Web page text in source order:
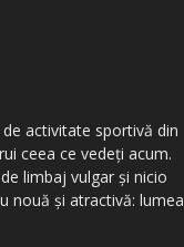
activitate sportivă din
ceea ce vedeţi acum.
limbaj vulgar şi nicio
nouă şi atractivă: lumea